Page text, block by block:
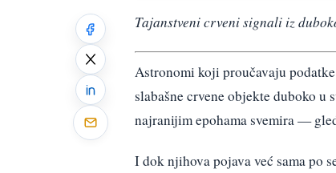
Tajanstveni crveni signali iz
Astronomi koji proučavaju
slabašne crvene objekte duboko u
najranijim epohama svemira —
I dok njihova pojava već sama po